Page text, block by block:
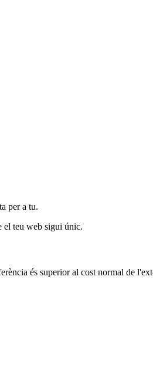
per a tu.
el teu web sigui únic.
és superior al cost normal de